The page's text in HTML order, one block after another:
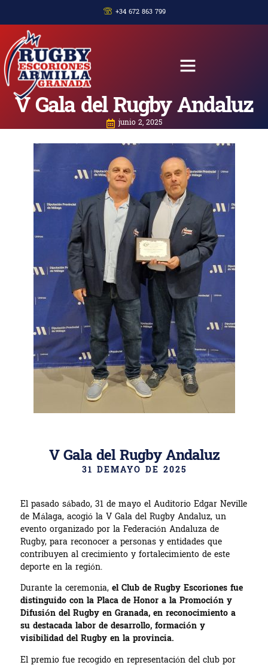
+34 672 863 799
V Gala del Rugby Andaluz
junio 2, 2025
V Gala del Rugby Andaluz
31 DEMAYO DE 2025
El pasado sábado, 31 de mayo el Auditorio Edgar Neville
de Málaga, acogió la V Gala del Rugby Andaluz, un
evento organizado por la Federación Andaluza de
Rugby, para reconocer a personas y entidades que
contribuyen al crecimiento y fortalecimiento de este
deporte en la región.
Durante la ceremonia, el Club de Rugby Escoriones fue
distinguido con la Placa de Honor a la Promoción y
Difusión del Rugby en Granada, en reconocimiento a
su destacada labor de desarrollo, formación y
visibilidad del Rugby en la provincia.
El premio fue recogido en representación del club por